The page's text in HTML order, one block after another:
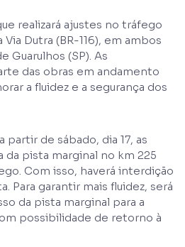
realizará ajustes no tráfego
Dutra (BR-116), em ambos
Guarulhos (SP). As
das obras em andamento
a fluidez e a segurança dos
partir de sábado, dia 17, as
da pista marginal no km 225
Com isso, haverá interdição
Para garantir mais fluidez, será
da pista marginal para a
possibilidade de retorno à